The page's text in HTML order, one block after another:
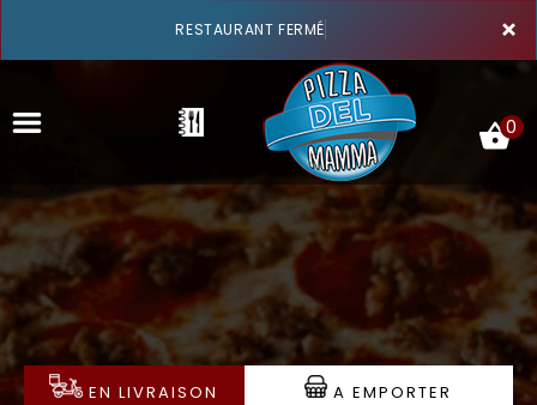
×
RESTAURANT FERMÉ
ACCUEIL
LA CARTE
VOTRE COMPTE
0
EN LIVRAISON A EMPORTER